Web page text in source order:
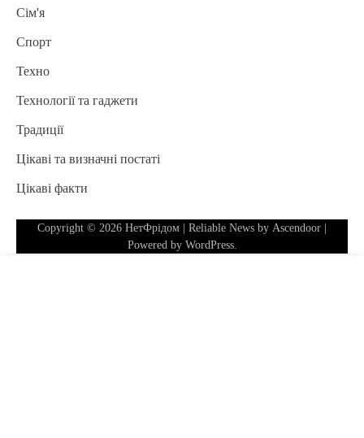
Сім'я
Спорт
Техно
Технології та гаджети
Традиції
Цікаві та визначні постаті
Цікаві факти
Copyright © 2026 НетФрідом | Reliable News by Ascendoor
Powered by WordPress.